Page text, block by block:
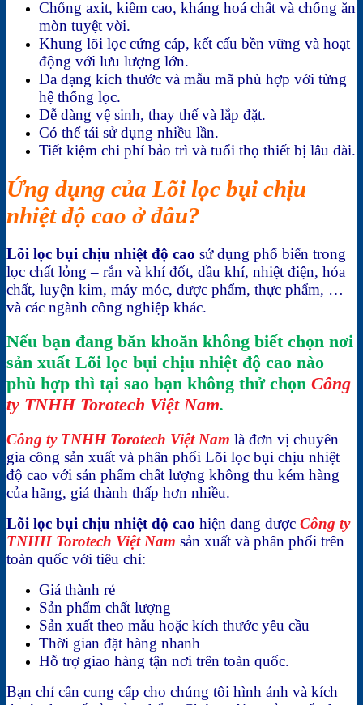
Chống axit, kiềm cao, kháng hoá chất và chống ăn
mòn tuyệt vời.
Khung lõi lọc cứng cáp, kết cấu bền vững và hoạt
động với lưu lượng lớn.
Đa dạng kích thước và mẫu mã phù hợp với từng
hệ thống lọc.
Dễ dàng vệ sinh, thay thế và lắp đặt.
Có thể tái sử dụng nhiều lần.
Tiết kiệm chi phí bảo trì và tuổi thọ thiết bị lâu dài.
Ứng dụng của Lõi lọc bụi chịu
nhiệt độ cao ở đâu?
Lõi lọc bụi chịu nhiệt độ cao sử dụng phổ biến trong
lọc chất lỏng – rắn và khí đốt, dầu khí, nhiệt điện, hóa
chất, luyện kim, máy móc, dược phẩm, thực phẩm, …
và các ngành công nghiệp khác.
Nếu bạn đang băn khoăn không biết chọn nơi
sản xuất Lõi lọc bụi chịu nhiệt độ cao nào
phù hợp thì tại sao bạn không thử chọn Công
ty TNHH Torotech Việt Nam.
Công ty TNHH Torotech Việt Nam là đơn vị chuyên
gia công sản xuất và phân phối Lõi lọc bụi chịu nhiệt
độ cao với sản phẩm chất lượng không thu kém hàng
của hãng, giá thành thấp hơn nhiều.
Lõi lọc bụi chịu nhiệt độ cao hiện đang được Công ty
TNHH Torotech Việt Nam sản xuất và phân phối trên
toàn quốc với tiêu chí:
Giá thành rẻ
Sản phẩm chất lượng
Sản xuất theo mẫu hoặc kích thước yêu cầu
Thời gian đặt hàng nhanh
Hỗ trợ giao hàng tận nơi trên toàn quốc.
Bạn chỉ cần cung cấp cho chúng tôi hình ảnh và kích